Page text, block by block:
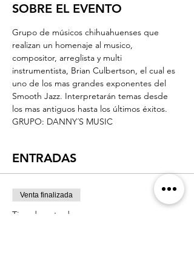
SOBRE EL EVENTO
Grupo de músicos chihuahuenses que
realizan un homenaje al musico,
compositor, arreglista y multi
instrumentista, Brian Culbertson, el cual es
uno de los mas grandes exponentes del
Smooth Jazz. Interpretarán temas desde
los mas antiguos hasta los últimos éxitos.
GRUPO: DANNY´S MUSIC
ENTRADAS
Venta finalizada
Tipo de entrada